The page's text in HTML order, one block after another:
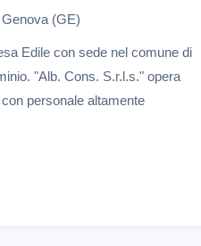
(GE)
Edile con sede nel comune di
"Alb. Cons. S.r.l.s." opera
personale altamente